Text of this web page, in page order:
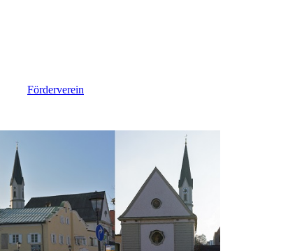
Förderverein